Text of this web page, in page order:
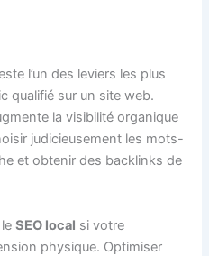
l’un des leviers les plus
qualifié sur un site web.
la visibilité organique
judicieusement les mots-
et obtenir des backlinks de
leSEO local si votre
physique. Optimiser